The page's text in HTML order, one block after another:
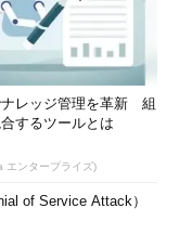
レッジ管理を革新 組
するツールとは
エンタープライズ)
of Service Attack）